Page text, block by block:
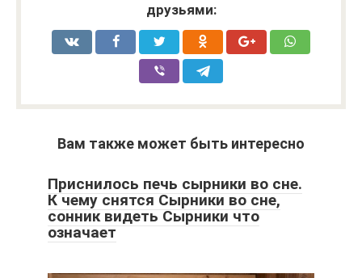
друзьями:
Вам также может быть интересно
Приснилось печь сырники во сне.
К чему снятся Сырники во сне,
сонник видеть Сырники что
означает